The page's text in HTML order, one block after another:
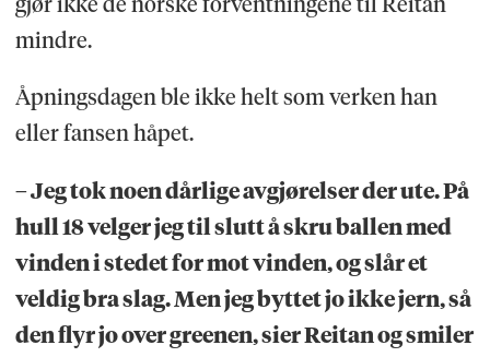
mindre.
Åpningsdagen ble ikke helt som verken han
eller fansen håpet.
– Jeg tok noen dårlige avgjørelser der ute. På
hull 18 velger jeg til slutt å skru ballen med
vinden i stedet for mot vinden, og slår et
veldig bra slag. Men jeg byttet jo ikke jern, så
den flyr jo over greenen, sier Reitan og smiler